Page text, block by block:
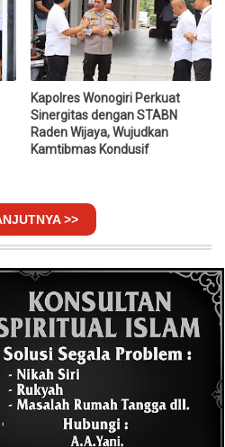
Kapolres Wonogiri Perkuat
Sinergitas dengan STABN
Raden Wijaya, Wujudkan
Kamtibmas Kondusif
>>